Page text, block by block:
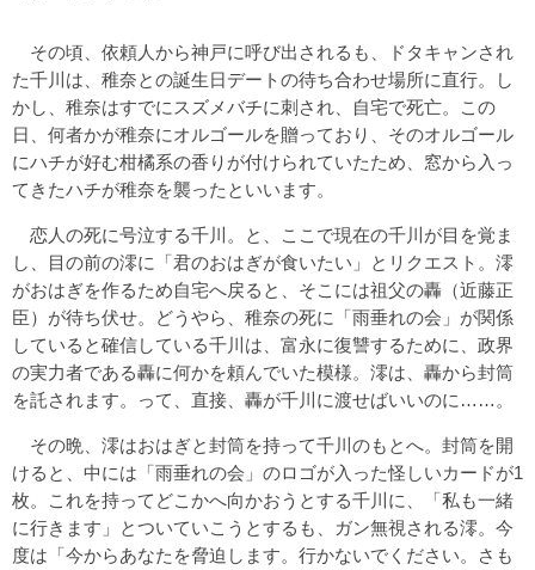
その頃、依頼人から神戸に呼び出されるも、ドタキャンされ
た千川は、稚奈との誕生日デートの待ち合わせ場所に直行。し
かし、稚奈はすでにスズメバチに刺され、自宅で死亡。この
日、何者かが稚奈にオルゴールを贈っており、そのオルゴール
にハチが好む柑橘系の香りが付けられていたため、窓から入っ
てきたハチが稚奈を襲ったといいます。
恋人の死に号泣する千川。と、ここで現在の千川が目を覚ま
し、目の前の澪に「君のおはぎが食いたい」とリクエスト。澪
がおはぎを作るため自宅へ戻ると、そこには祖父の轟（近藤正
臣）が待ち伏せ。どうやら、稚奈の死に「雨垂れの会」が関係
していると確信している千川は、富永に復讐するために、政界
の実力者である轟に何かを頼んでいた模様。澪は、轟から封筒
を託されます。って、直接、轟が千川に渡せばいいのに……。
その晩、澪はおはぎと封筒を持って千川のもとへ。封筒を開
けると、中には「雨垂れの会」のロゴが入った怪しいカードが1
枚。これを持ってどこかへ向かおうとする千川に、「私も一緒
に行きます」とついていこうとするも、ガン無視される澪。今
度は「今からあなたを脅迫します。行かないでください。さも